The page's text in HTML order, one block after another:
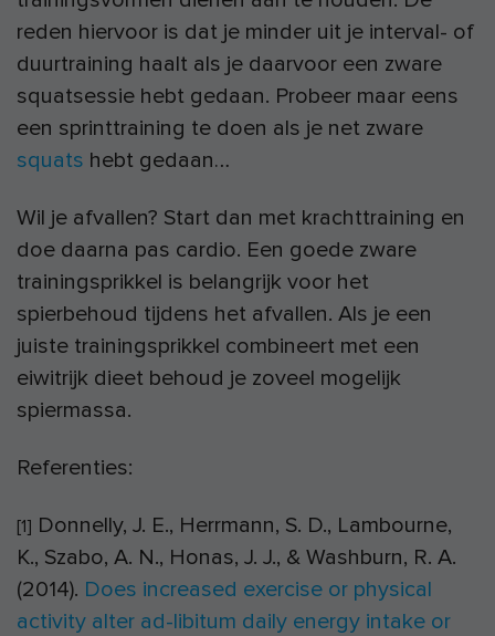
reden hiervoor is dat je minder uit je interval- of
duurtraining haalt als je daarvoor een zware
squatsessie hebt gedaan. Probeer maar eens
een sprinttraining te doen als je net zware
squats hebt gedaan…
Wil je afvallen? Start dan met krachttraining en
doe daarna pas cardio. Een goede zware
trainingsprikkel is belangrijk voor het
spierbehoud tijdens het afvallen. Als je een
juiste trainingsprikkel combineert met een
eiwitrijk dieet behoud je zoveel mogelijk
spiermassa.
Referenties:
[1] Donnelly, J. E., Herrmann, S. D., Lambourne,
K., Szabo, A. N., Honas, J. J., & Washburn, R. A.
(2014). Does increased exercise or physical
activity alter ad-libitum daily energy intake or